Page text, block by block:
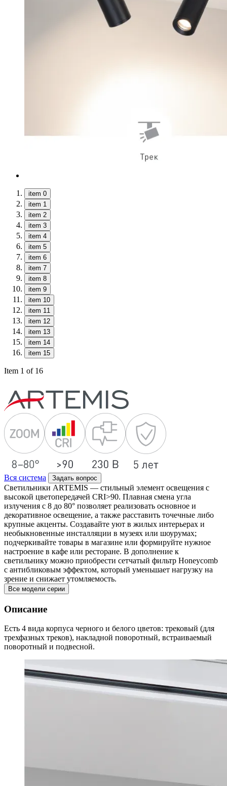
item 0
item 1
item 2
item 3
item 4
item 5
item 6
item 7
item 8
item 9
item 10
item 11
item 12
item 13
item 14
item 15
Item 1 of 16
Вся система Задать вопрос
Светильники ARTEMIS — стильный элемент освещения с
высокой цветопередачей CRI>90. Плавная смена угла
излучения с 8 до 80° позволяет реализовать основное и
декоративное освещение, а также расставить точечные либо
крупные акценты. Создавайте уют в жилых интерьерах и
необыкновенные инсталляции в музеях или шоурумах;
подчеркивайте товары в магазине или формируйте нужное
настроение в кафе или ресторане. В дополнение к
светильнику можно приобрести сетчатый фильтр Honeycomb
с антибликовым эффектом, который уменьшает нагрузку на
зрение и снижает утомляемость.
Все модели серии
Описание
Есть 4 вида корпуса черного и белого цветов: трековый (для
трехфазных треков), накладной поворотный, встраиваемый
поворотный и подвесной.